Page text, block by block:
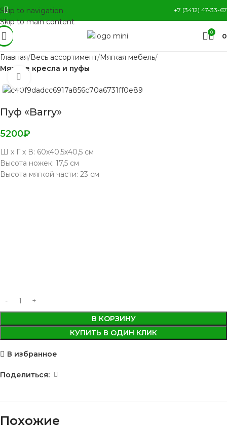
Skip to navigation
Skip to main content
+7 (3412) 47-33-67
0 0
Главная Весь ассортимент Мягкая мебель
Мягкие кресла и пуфы
Пуф «Barry»
5200₽
Ш х Г х В: 60х40,5х40,5 см
Высота ножек: 17,5 см
Высота мягкой части: 23 см
В КОРЗИНУ
КУПИТЬ В ОДИН КЛИК
В избранное
Поделиться:
Похожие